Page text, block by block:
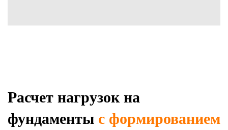
Расчет нагрузок на
фундаменты с формированием